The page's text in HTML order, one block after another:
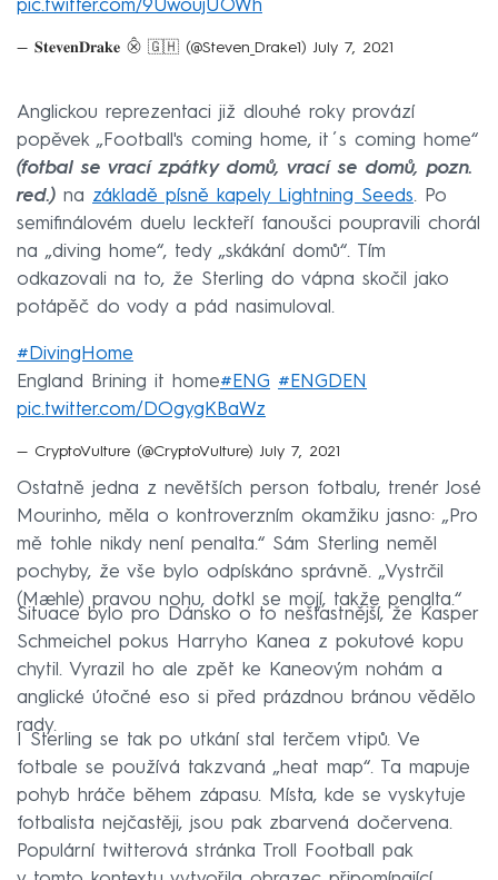
pic.twitter.com/9UwoujUOWh
— 𝐒𝐭𝐞𝐯𝐞𝐧𝐃𝐫𝐚𝐤𝐞 ⨶ 🇬🇭 (@Steven_Drake1) July 7, 2021
Anglickou reprezentaci již dlouhé roky provází
popěvek „Football's coming home, it´s coming home“
(fotbal se vrací zpátky domů, vrací se domů, pozn.
red.) na základě písně kapely Lightning Seeds. Po
semifinálovém duelu leckteří fanoušci poupravili chorál
na „diving home“, tedy „skákání domů“. Tím
odkazovali na to, že Sterling do vápna skočil jako
potápěč do vody a pád nasimuloval.
#DivingHome
England Brining it home#ENG #ENGDEN
pic.twitter.com/DOgygKBaWz
— CryptoVulture (@CryptoVulture) July 7, 2021
Ostatně jedna z nevětších person fotbalu, trenér José
Mourinho, měla o kontroverzním okamžiku jasno: „Pro
mě tohle nikdy není penalta.“ Sám Sterling neměl
pochyby, že vše bylo odpískáno správně. „Vystrčil
(Mæhle) pravou nohu, dotkl se mojí, takže penalta.“
Situace bylo pro Dánsko o to nešťastnější, že Kasper
Schmeichel pokus Harryho Kanea z pokutové kopu
chytil. Vyrazil ho ale zpět ke Kaneovým nohám a
anglické útočné eso si před prázdnou bránou vědělo
rady.
I Sterling se tak po utkání stal terčem vtipů. Ve
fotbale se používá takzvaná „heat map“. Ta mapuje
pohyb hráče během zápasu. Místa, kde se vyskytuje
fotbalista nejčastěji, jsou pak zbarvená dočervena.
Populární twitterová stránka Troll Football pak